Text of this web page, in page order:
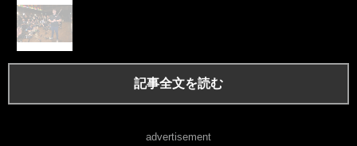
記事全文を読む
advertisement